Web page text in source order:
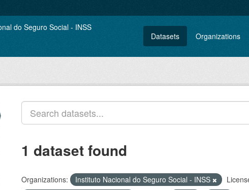
Datasets Organizations
1 dataset found
Organizations: Instituto Nacional do Seguro Social - INSS